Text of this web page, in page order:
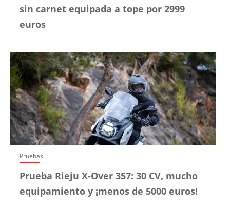
sin carnet equipada a tope por 2999
euros
Pruebas
Prueba Rieju X-Over 357: 30 CV, mucho
equipamiento y ¡menos de 5000 euros!